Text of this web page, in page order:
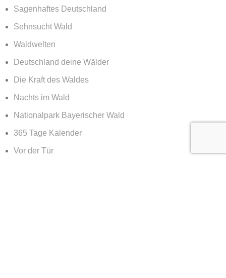
Sagenhaftes Deutschland
Sehnsucht Wald
Waldwelten
Deutschland deine Wälder
Die Kraft des Waldes
Nachts im Wald
Nationalpark Bayerischer Wald
365 Tage Kalender
Vor der Tür